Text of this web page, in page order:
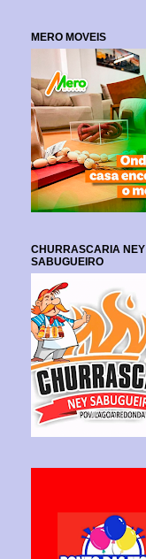
MERO MOVEIS
CHURRASCARIA NEY
SABUGUEIRO